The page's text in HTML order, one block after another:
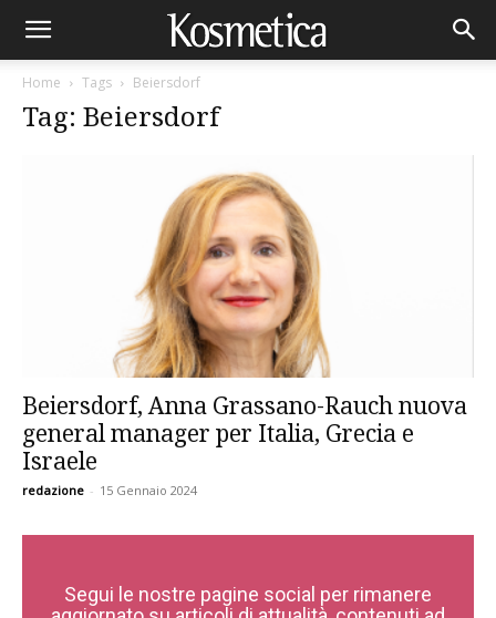
Home Tags Beiersdorf
Tag: Beiersdorf
Beiersdorf, Anna Grassano-Rauch nuova
general manager per Italia, Grecia e
Israele
redazione - 15 Gennaio 2024
Segui le nostre pagine social per rimanere